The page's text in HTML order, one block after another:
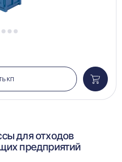
3 4 5
КП
в
для отходов
предприятий